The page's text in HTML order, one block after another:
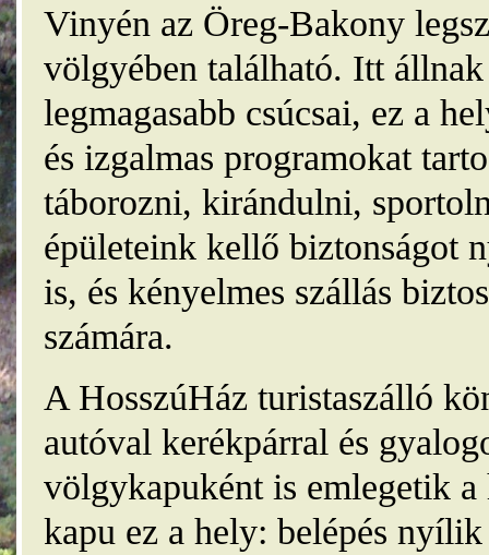
Vinyén az Öreg-Bakony
völgyében található. Itt
legmagasabb csúcsai, ez a
és izgalmas programokat
táborozni, kirándulni,
épületeink kellő biztonságot
is, és kényelmes szállás
számára.
A HosszúHáz turistaszálló
autóval kerékpárral és
völgykapuként is emlegetik
kapu ez a hely: belépés